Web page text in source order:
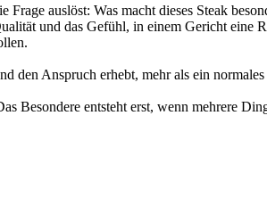
auslöst: Was macht dieses Steak
und das Gefühl, in einem Gericht eine
Anspruch erhebt, mehr als ein
Besondere entsteht erst, wenn mehrere